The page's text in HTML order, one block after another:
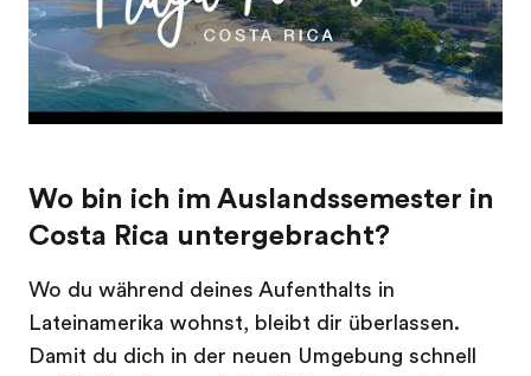
Wo bin ich im Auslandssemester in
Costa Rica untergebracht?
Wo du während deines Aufenthalts in
Lateinamerika wohnst, bleibt dir überlassen.
Damit du dich in der neuen Umgebung schnell